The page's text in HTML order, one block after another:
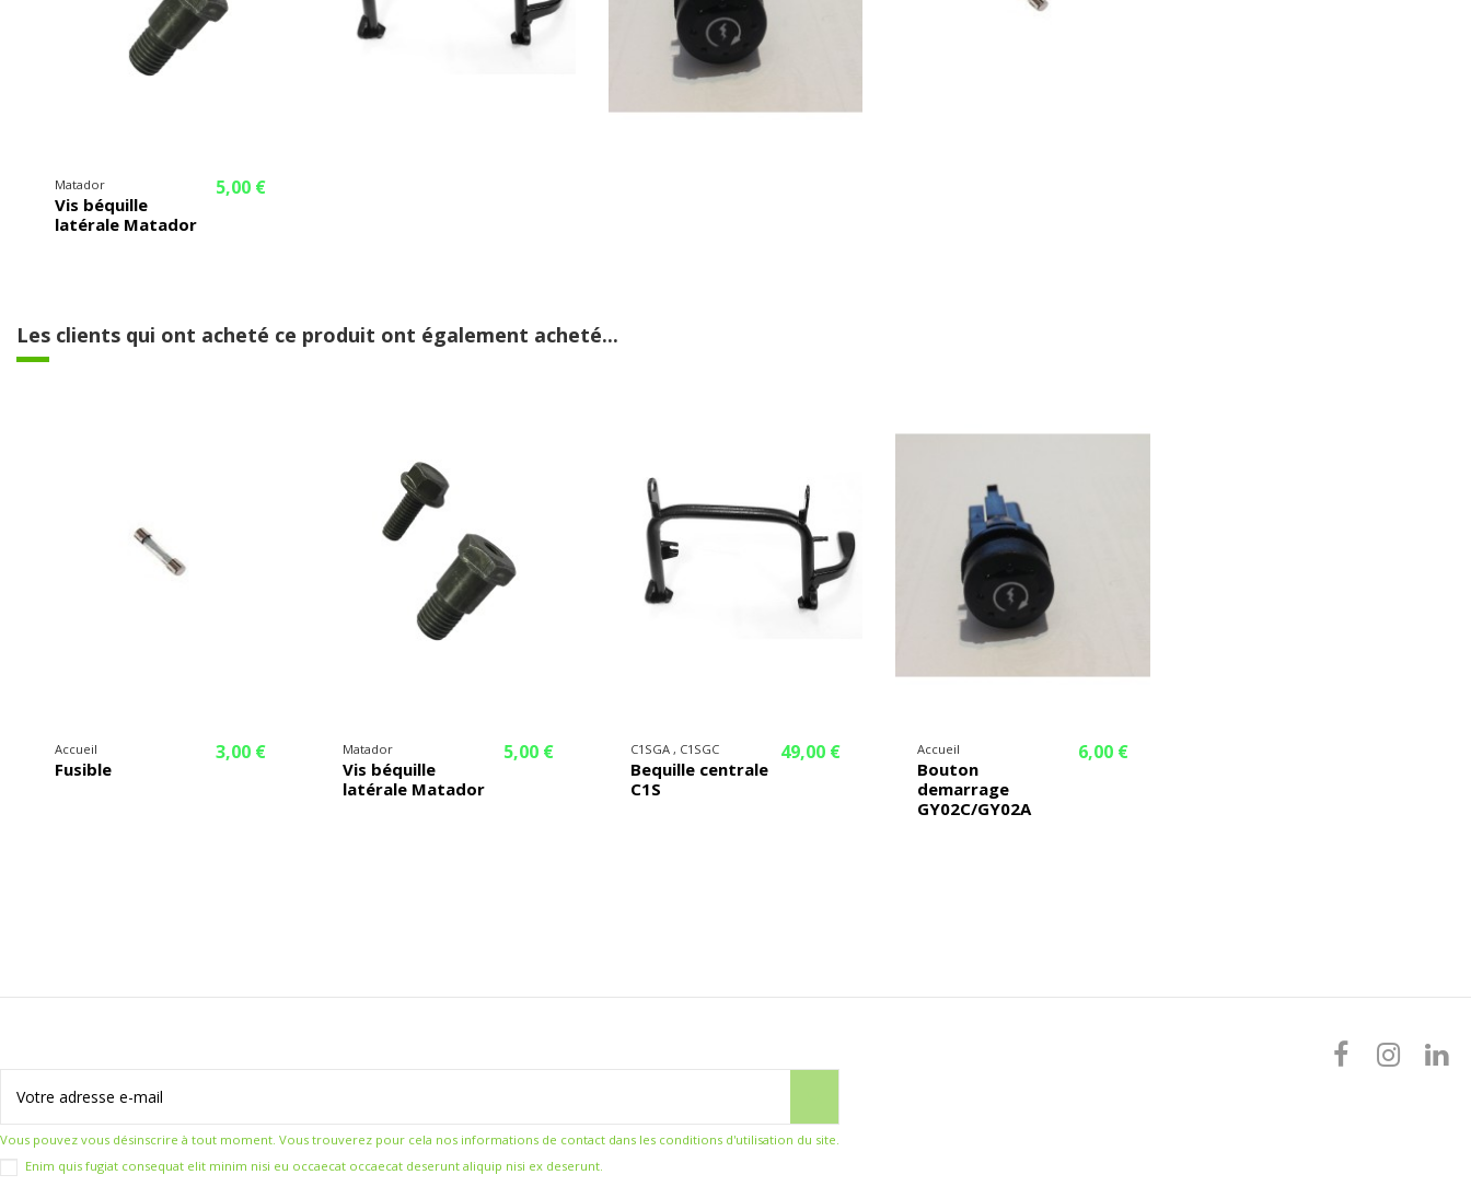
Matador
Vis béquille
latérale Matador
5,00 €
Les clients qui ont acheté ce produit ont également acheté...
Accueil
Fusible
3,00 € Matador
Vis béquille
latérale Matador
5,00 € C1SGA , C1SGC
Bequille centrale
C1S
49,00 € Accueil
Bouton
demarrage
GY02C/GY02A
6,00 €
Vous pouvez vous désinscrire à tout moment. Vous trouverez pour cela nos informations de contact dans les conditions d'utilisation du site.
Enim quis fugiat consequat elit minim nisi eu occaecat occaecat deserunt aliquip nisi ex deserunt.